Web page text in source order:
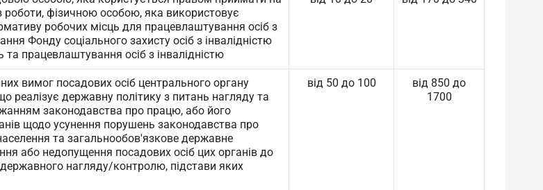
роботи, фізичною особою, яка використовує
робочих місць для працевлаштування осіб з
Фонду соціального захисту осіб з інвалідністю
та працевлаштування осіб з інвалідністю
вимог посадових осіб центрального органу
реалізує державну політику з питань нагляду та
законодавства про працю, або його
щодо усунення порушень законодавства про
та загальнообов'язкове державне
або недопущення посадових осіб цих органів до
державного нагляду/контролю, підстави яких
від 50 до 100
від 850 до
1700